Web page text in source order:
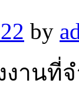
by
านที่